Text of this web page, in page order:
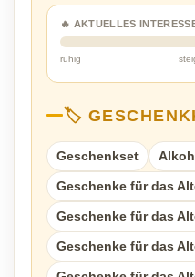
🔥 AKTUELLES
ruhig
🏷️
Geschenkset
Geschenke für das
Geschenke für das
Geschenke für das